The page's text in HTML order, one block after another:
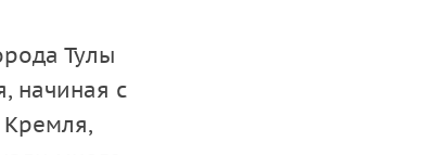
как
у туляков
Тулы
начиная с